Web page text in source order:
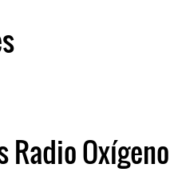
Radio Oxígeno